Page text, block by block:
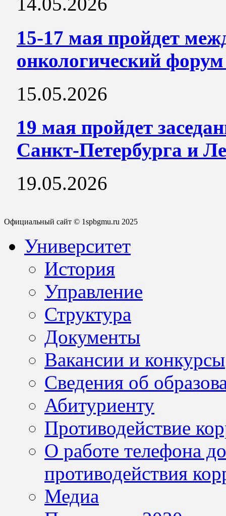
15-17 мая пройдет
онкологический
15.05.2026
19 мая пройдет
Санкт-Петербурга и
19.05.2026
Официальный сайт © 1spbgmu.ru 2025
Университет
История
Управление
Структура
Документы
Вакансии и конкурсы
Сведения об
Абитуриенту
Противодействие
О работе телефона
противодействия
Медиа